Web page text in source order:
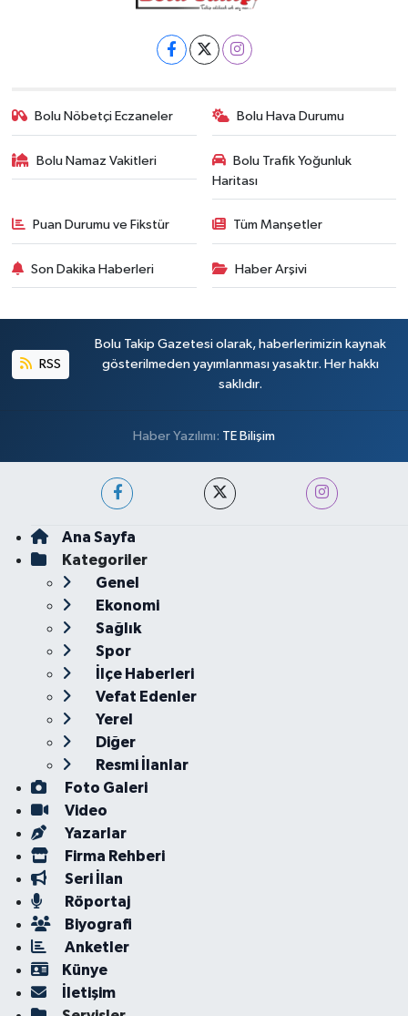
Bolu Nöbetçi Eczaneler Bolu Hava Durumu
Bolu Namaz Vakitleri
Bolu Trafik Yoğunluk
Haritası
Puan Durumu ve Fikstür Tüm Manşetler
Son Dakika Haberleri Haber Arşivi
RSS
Bolu Takip Gazetesi olarak, haberlerimizin kaynak
gösterilmeden yayımlanması yasaktır. Her hakkı
saklıdır.
Haber Yazılımı: TE Bilişim
Ana Sayfa
Kategoriler
Genel
Ekonomi
Sağlık
Spor
İlçe Haberleri
Vefat Edenler
Yerel
Diğer
Resmi İlanlar
Foto Galeri
Video
Yazarlar
Firma Rehberi
Seri İlan
Röportaj
Biyografi
Anketler
Künye
İletişim